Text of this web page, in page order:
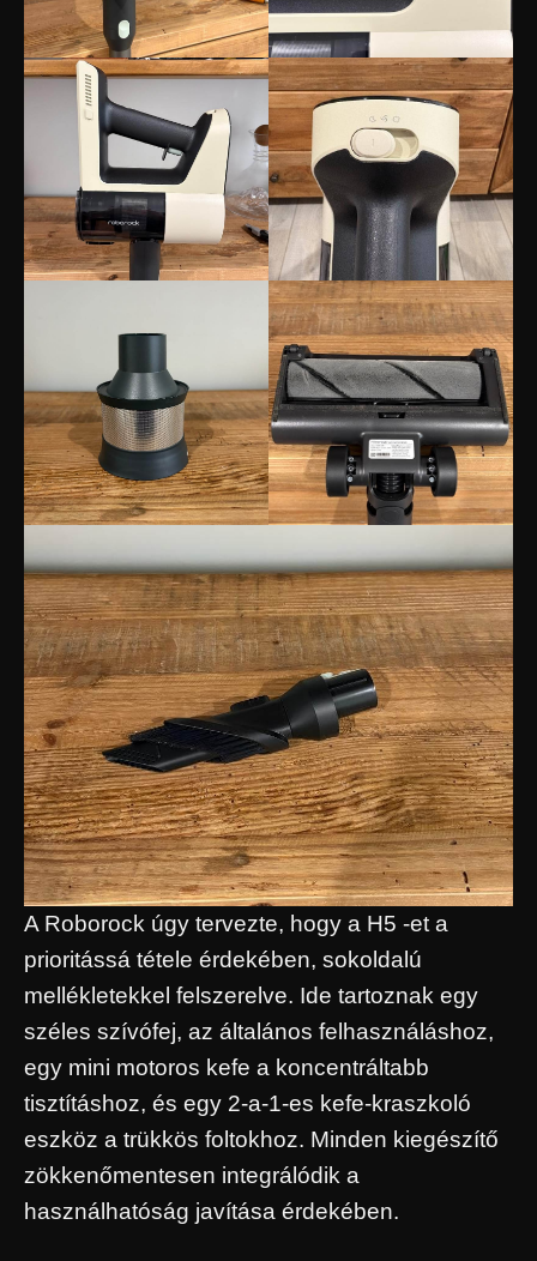
A Roborock úgy tervezte, hogy a H5 -et a
prioritássá tétele érdekében, sokoldalú
mellékletekkel felszerelve. Ide tartoznak egy
széles szívófej, az általános felhasználáshoz,
egy mini motoros kefe a koncentráltabb
tisztításhoz, és egy 2-a-1-es kefe-kraszkoló
eszköz a trükkös foltokhoz. Minden kiegészítő
zökkenőmentesen integrálódik a
használhatóság javítása érdekében.